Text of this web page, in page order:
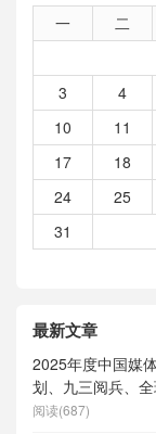
一 二
3
4
10
11
17
18
24
25
31
最新文章
2025年度中国媒
划、九三阅兵、
度求索）、人形
阅读(687)